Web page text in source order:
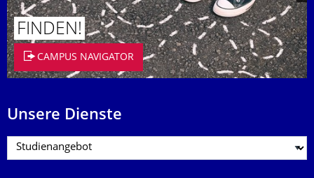
FINDEN!
CAMPUS NAVIGATOR
Unsere Dienste